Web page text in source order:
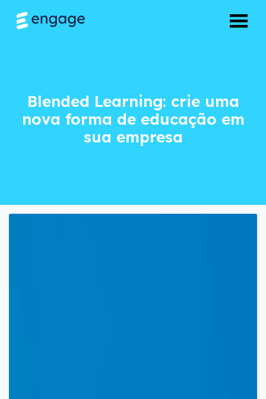
Blended Learning: crie uma
nova forma de educação em
sua empresa